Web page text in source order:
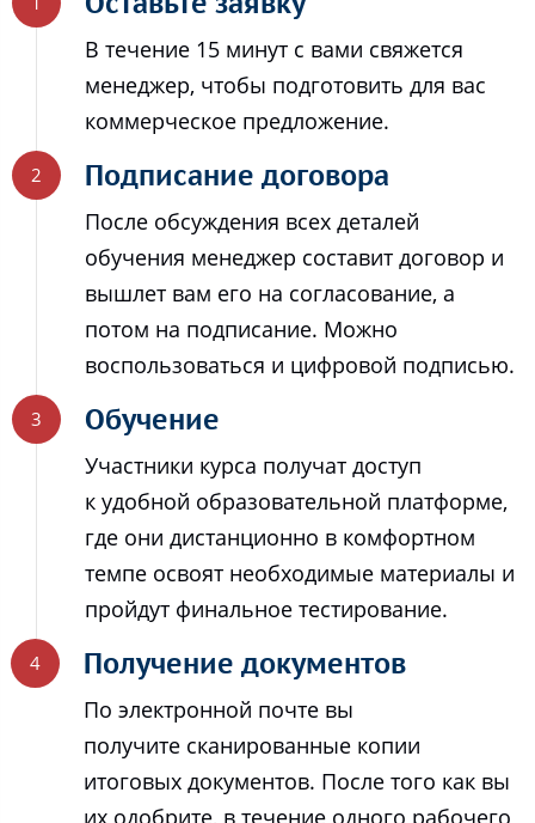
В течение 15 минут с вами свяжется
менеджер, чтобы подготовить для вас
коммерческое предложение.
Подписание договора
После обсуждения всех деталей
обучения менеджер составит договор и
вышлет вам его на согласование, а
потом на подписание. Можно
воспользоваться и цифровой подписью.
Обучение
Участники курса получат доступ
к удобной образовательной платформе,
где они дистанционно в комфортном
темпе освоят необходимые материалы и
пройдут финальное тестирование.
Получение документов
По электронной почте вы
получите сканированные копии
итоговых документов. После того как вы